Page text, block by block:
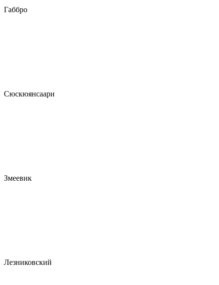
Габбро
Сюскюянсаари
Змеевик
Лезниковский